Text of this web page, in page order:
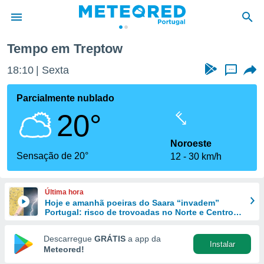
da
foi
fornecidas
a este
das
e
forma
digital
Tempo em Treptow
18:10 Sexta ...
Parcialmente nublado
20°
Sensação de 20°
Noroeste
12
30 km/h
Última hora
Hoje e amanhã poeiras do Saara “invadem”
Portugal: risco de trovoadas no Norte e Centro
Descarregue GRÁTIS a app da
Meteored!
Instalar